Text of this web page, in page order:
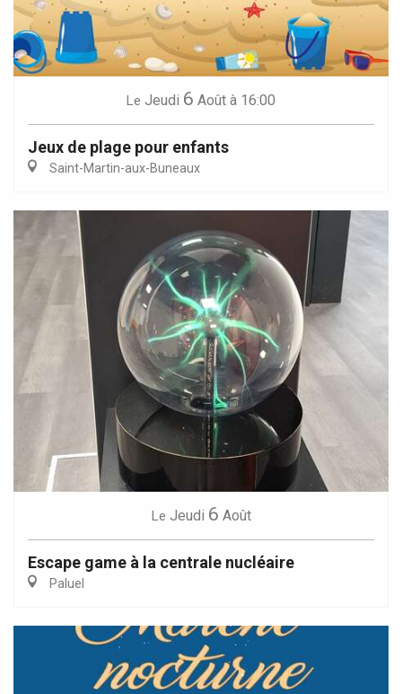
Le Jeudi 6 Août à 16:00
Jeux de plage pour enfants
Saint-Martin-aux-Buneaux
Le Jeudi 6 Août
Escape game à la centrale nucléaire
Paluel